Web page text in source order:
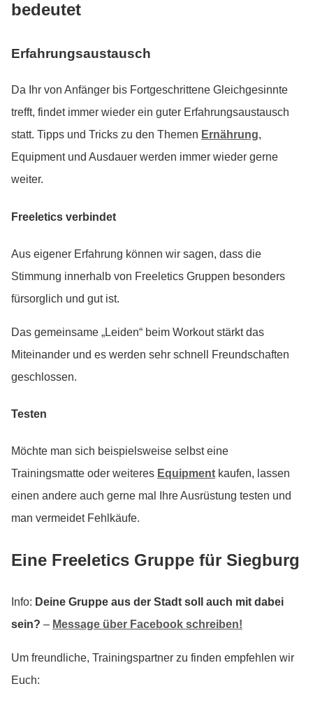
bedeutet
Erfahrungsaustausch
Da Ihr von Anfänger bis Fortgeschrittene Gleichgesinnte
trefft, findet immer wieder ein guter Erfahrungsaustausch
statt. Tipps und Tricks zu den Themen Ernährung,
Equipment und Ausdauer werden immer wieder gerne
weiter.
Freeletics verbindet
Aus eigener Erfahrung können wir sagen, dass die
Stimmung innerhalb von Freeletics Gruppen besonders
fürsorglich und gut ist.
Das gemeinsame „Leiden“ beim Workout stärkt das
Miteinander und es werden sehr schnell Freundschaften
geschlossen.
Testen
Möchte man sich beispielsweise selbst eine
Trainingsmatte oder weiteres Equipment kaufen, lassen
einen andere auch gerne mal Ihre Ausrüstung testen und
man vermeidet Fehlkäufe.
Eine Freeletics Gruppe für Siegburg
Info: Deine Gruppe aus der Stadt soll auch mit dabei
sein? – Message über Facebook schreiben!
Um freundliche, Trainingspartner zu finden empfehlen wir
Euch: